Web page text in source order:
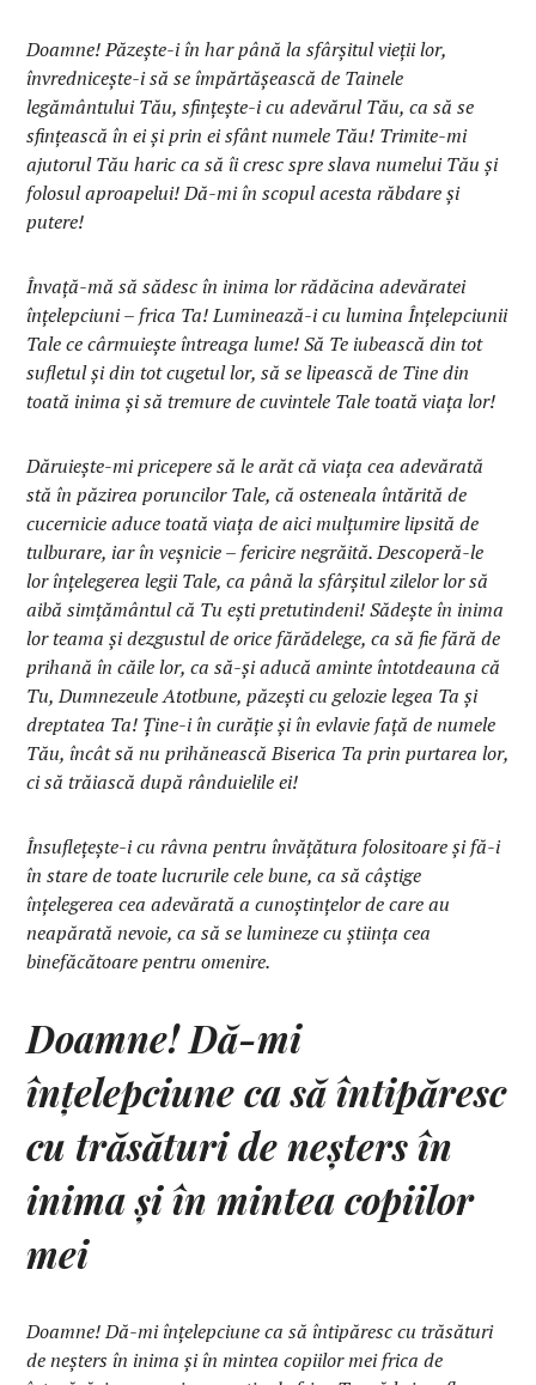
Doamne! Păzeşte-i în har până la sfârşitul vieţii lor,
învredniceşte-i să se împărtăşească de Tainele
legământului Tău, sfinţeşte-i cu adevărul Tău, ca să se
sfinţească în ei şi prin ei sfânt numele Tău! Trimite-mi
ajutorul Tău haric ca să îi cresc spre slava numelui Tău şi
folosul aproapelui! Dă-mi în scopul acesta răbdare şi
putere!
Învaţă-mă să sădesc în inima lor rădăcina adevăratei
înţelepciuni – frica Ta! Luminează-i cu lumina Înţelepciunii
Tale ce cârmuieşte întreaga lume! Să Te iubească din tot
sufletul şi din tot cugetul lor, să se lipească de Tine din
toată inima şi să tremure de cuvintele Tale toată viața lor!
Dăruieşte-mi pricepere să le arăt că viaţa cea adevărată
stă în păzirea poruncilor Tale, că osteneala întărită de
cucernicie aduce toată viața de aici mulţumire lipsită de
tulburare, iar în veşnicie – fericire negrăită. Descoperă-le
lor înţelegerea legii Tale, ca până la sfârşitul zilelor lor să
aibă simţământul că Tu eşti pretutindeni! Sădeşte în inima
lor teama şi dezgustul de orice fărădelege, ca să fie fără de
prihană în căile lor, ca să-şi aducă aminte întotdeauna că
Tu, Dumnezeule Atotbune, păzeşti cu gelozie legea Ta şi
dreptatea Ta! Ţine-i în curăţie şi în evlavie faţă de numele
Tău, încât să nu prihănească Biserica Ta prin purtarea lor,
ci să trăiască după rânduielile ei!
Însufleţeşte-i cu râvna pentru învăţătura folositoare şi fă-i
în stare de toate lucrurile cele bune, ca să câştige
înţelegerea cea adevărată a cunoştinţelor de care au
neapărată nevoie, ca să se lumineze cu ştiinţa cea
binefăcătoare pentru omenire.
Doamne! Dă-mi
înţelepciune ca să întipăresc
cu trăsături de neşters în
inima şi în mintea copiilor
mei
Doamne! Dă-mi înţelepciune ca să întipăresc cu trăsături
de neşters în inima şi în mintea copiilor mei frica de